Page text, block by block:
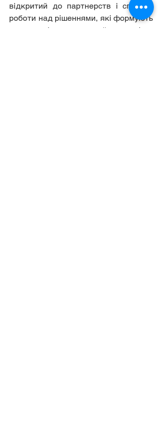
відкритий до партнерств і спільної
роботи над рішеннями, які формують
не лише відновлення, а й нову якість